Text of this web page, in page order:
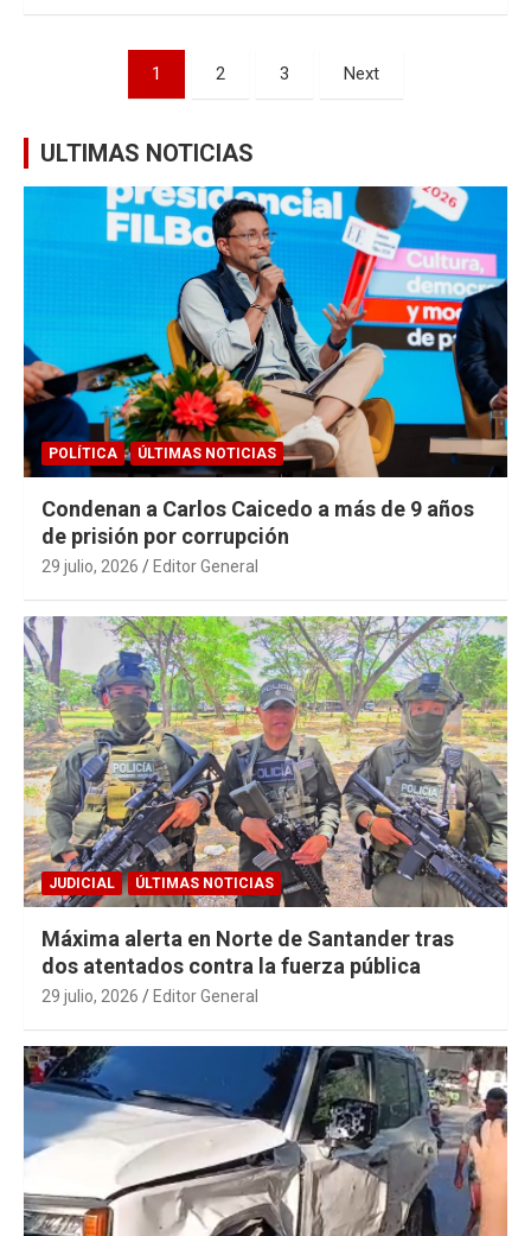
Paginación
entradas
1 2 3 Next
ULTIMAS NOTICIAS
POLÍTICA ÚLTIMAS NOTICIAS
Condenan a Carlos Caicedo a más de 9 años
de prisión por corrupción
29 julio, 2026 Editor General
JUDICIAL ÚLTIMAS NOTICIAS
Máxima alerta en Norte de Santander tras
dos atentados contra la fuerza pública
29 julio, 2026 Editor General